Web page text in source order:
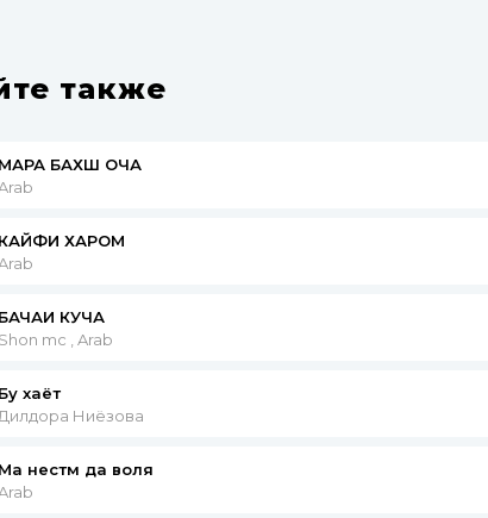
также
МАРА БАХШ ОЧА
КАЙФИ ХАРОМ
БАЧАИ КУЧА
Shon mc , Arab
Бу хаёт
Дилдора Ниёзова
Ма нестм да воля